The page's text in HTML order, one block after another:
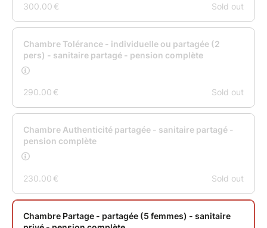
plus tard 1 mois avant l'arrivée puis solde 1 mois
avant ou sur place le jour de l'arrivée si paiement en
Le livret d'accueil du Domaine de l'Olivier est
ASSURANCE ANNULATION
Une assurance annulation est proposée en ligne sur
cette interface, à souscrire lors de la réservation
hauteur de 70% pour raisons personnelles, une raison
de plus pour y soucrire (aucun autre organisme
d'assurance ne le propose)